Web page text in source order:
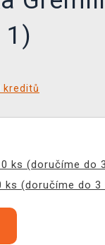
1)
kreditů
ks (doručíme do
ks (doručíme do 3